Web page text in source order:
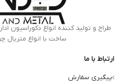
طراح و تولید کننده انواع دکوراسیون
ساخت با انواع متریال
ارتباط با ما
پیگیری سفارش